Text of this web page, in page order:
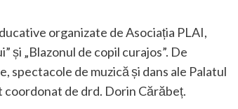
organizate de Asociația PLAI,
și „Blazonul de copil curajos”. De
spectacole de muzică și dans ale Palatul
coordonat de drd. Dorin Cărăbeț.